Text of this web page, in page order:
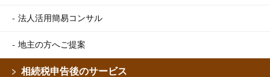
法人活用簡易コンサル
地主の方へご提案
相続税申告後のサービス